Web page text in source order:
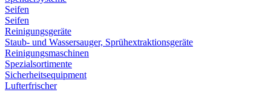
Seifen
Seifen
Reinigungsgeräte
Staub- und Wassersauger, Sprühextraktionsgeräte
Reinigungsmaschinen
Spezialsortimente
Sicherheitsequipment
Lufterfrischer